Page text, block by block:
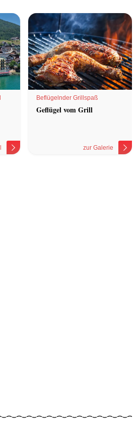
Beflügelnder Grillspaß
Geflügel vom Grill
zur Galerie